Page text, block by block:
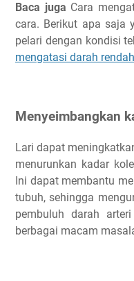
Baca juga Cara
cara. Berikut apa saja
pelari dengan kondisi
mengatasi darah rendah
Menyeimbangkan
Lari dapat
menurunkan kadar
Ini dapat membantu
tubuh, sehingga
pembuluh darah
berbagai macam